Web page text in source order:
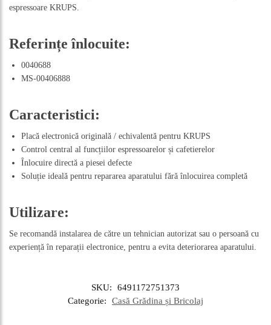
espressoare KRUPS.
Referințe înlocuite:
0040688
MS-00406888
Caracteristici:
Placă electronică originală / echivalentă pentru KRUPS
Control central al funcțiilor espressoarelor și cafetierelor
Înlocuire directă a piesei defecte
Soluție ideală pentru repararea aparatului fără înlocuirea completă
Utilizare:
Se recomandă instalarea de către un tehnician autorizat sau o persoană cu
experiență în reparații electronice, pentru a evita deteriorarea aparatului.
SKU:
6491172751373
Categorie:
Casă Grădina și Bricolaj